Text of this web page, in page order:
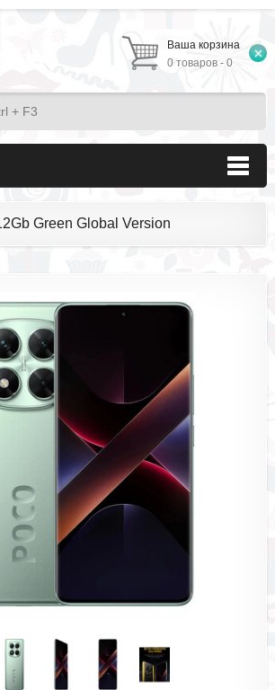
Ваша корзина
0 товаров - 0
Green Global Version